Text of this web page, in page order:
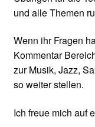
und alle Themen
Wenn ihr Fragen
Kommentar
zur Musik, Jazz,
so weiter stellen.
Ich freue mich auf